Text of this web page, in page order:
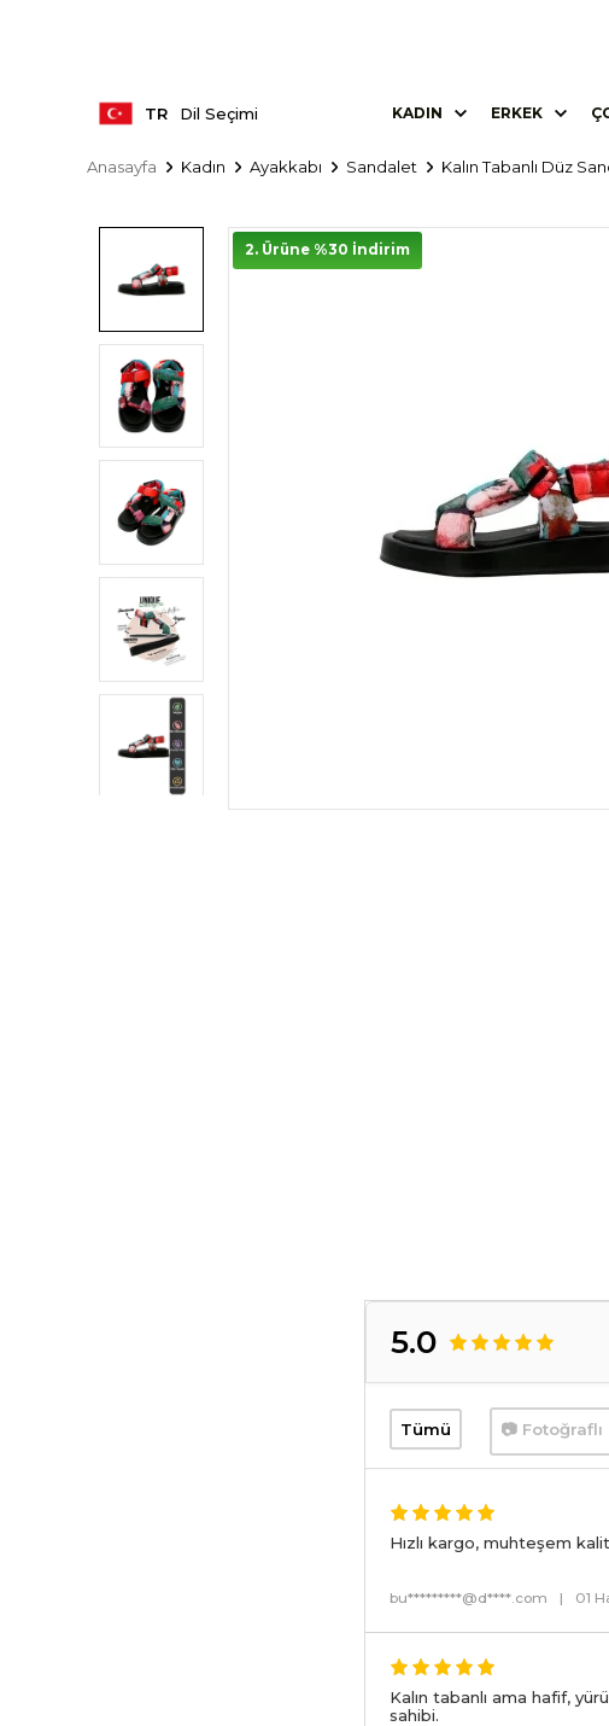
TR Dil Seçimi KADIN ERKEK
Anasayfa Kadın Ayakkabı Sandalet Kalın Tabanlı Düz
2. Ürüne %30 İndirim
5.0
Tümü 📷 Fotoğraflı
Hızlı kargo, muhteşem
bu*********@d****.com | 01
Kalın tabanlı ama hafif,
sahibi.